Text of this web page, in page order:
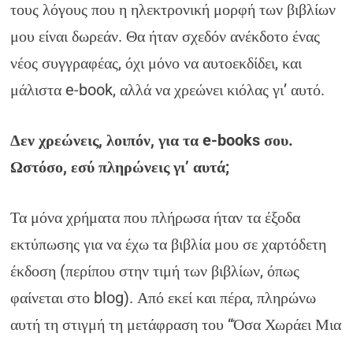
τους λόγους που η ηλεκτρονική μορφή των βιβλίων
μου είναι δωρεάν. Θα ήταν σχεδόν ανέκδοτο ένας
νέος συγγραφέας, όχι μόνο να αυτοεκδίδει, και
μάλιστα e-book, αλλά να χρεώνει κιόλας γι’ αυτό.
Δεν χρεώνεις, λοιπόν, για τα e-books σου.
Ωστόσο, εσύ πληρώνεις γι’ αυτά;
Τα μόνα χρήματα που πλήρωσα ήταν τα έξοδα
εκτύπωσης για να έχω τα βιβλία μου σε χαρτόδετη
έκδοση (περίπου στην τιμή των βιβλίων, όπως
φαίνεται στο blog). Από εκεί και πέρα, πληρώνω
αυτή τη στιγμή τη μετάφραση του “Όσα Χωράει Μια